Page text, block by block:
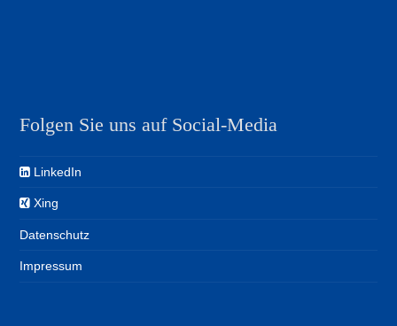
Folgen Sie uns auf Social-Media
LinkedIn
Xing
Datenschutz
Impressum